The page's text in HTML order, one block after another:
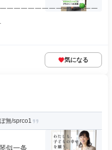
￣￣￣￣￣￣￣￣￣￣￣￣￣
気になる
無/sprco1
似一条